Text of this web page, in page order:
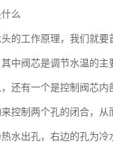
么
的工作原理，我们就
中阀芯是调节水温的
还有一个是控制阀芯
控制两个孔的闭合，从
水出孔，右边的孔为